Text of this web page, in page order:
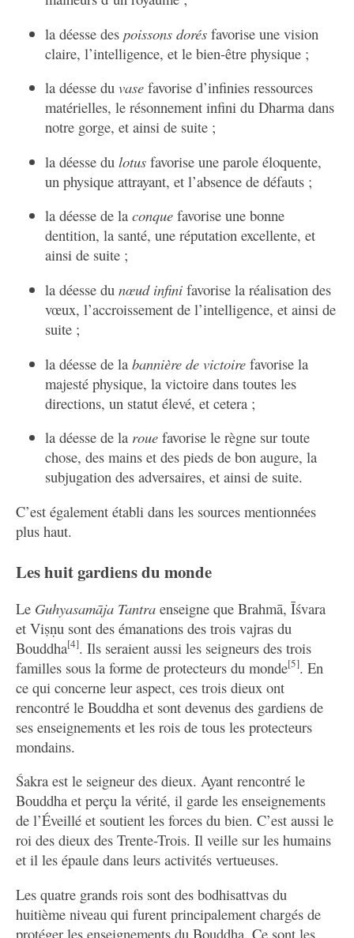
la déesse despoissons dorés favorise une vision
claire, l’intelligence, et le bien-être physique ;
la déesse duvase favorise d’infinies ressources
matérielles, le résonnement infini du Dharma dans
notre gorge, et ainsi de suite ;
la déesse dulotus favorise une parole éloquente,
un physique attrayant, et l’absence de défauts ;
la déesse de laconque favorise une bonne
dentition, la santé, une réputation excellente, et
ainsi de suite ;
la déesse dunœud infini favorise la réalisation des
vœux, l’accroissement de l’intelligence, et ainsi de
suite ;
la déesse de labannière de victoire favorise la
majesté physique, la victoire dans toutes les
directions, un statut élevé, et cetera ;
la déesse de la roue favorise le règne sur toute
chose, des mains et des pieds de bon augure, la
subjugation des adversaires, et ainsi de suite.
C’est également établi dans les sources mentionnées
plus haut.
Les huit gardiens du monde
Le Guhyasamāja Tantra enseigne que Brahmā, Īśvara
et Viṣṇu sont des émanations des trois vajras du
Bouddha[4]. Ils seraient aussi les seigneurs des trois
familles sous la forme de protecteurs du monde[5]. En
ce qui concerne leur aspect, ces trois dieux ont
rencontré le Bouddha et sont devenus des gardiens de
ses enseignements et les rois de tous les protecteurs
mondains.
Śakra est le seigneur des dieux. Ayant rencontré le
Bouddha et perçu la vérité, il garde les enseignements
de l’Éveillé et soutient les forces du bien. C’est aussi le
roi des dieux des Trente-Trois. Il veille sur les humains
et il les épaule dans leurs activités vertueuses.
Les quatre grands rois sont des bodhisattvas du
huitième niveau qui furent principalement chargés de
protéger les enseignements du Bouddha. Ce sont les